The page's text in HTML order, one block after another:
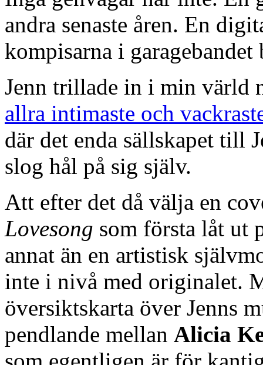
andra senaste åren. En
kompisarna i
Jenn trillade in i min värld
allra intimaste och
där det enda sällskapet till
slog hål på sig själv.
Att efter det då välja en
Lovesong som första låt ut
annat än en artistisk
inte i nivå med originalet.
översiktskarta över Jenns
pendlande mellan Alicia